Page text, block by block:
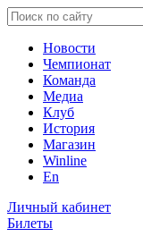
Новости
Чемпионат
Команда
Медиа
Клуб
История
Магазин
Winline
En
Личный кабинет
Билеты